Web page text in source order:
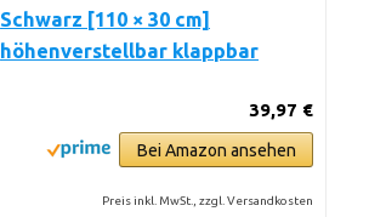
Schwarz [110 × 30 cm]
höhenverstellbar klappbar
39,97 €
Bei Amazon ansehen
Preis inkl. MwSt., zzgl. Versandkosten